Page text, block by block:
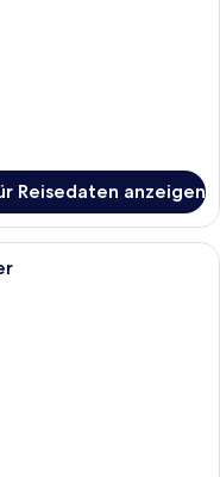
Reisedaten anzeigen
mit zwei Betten,